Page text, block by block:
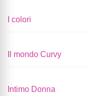
I colori
Il mondo Curvy
Intimo Donna